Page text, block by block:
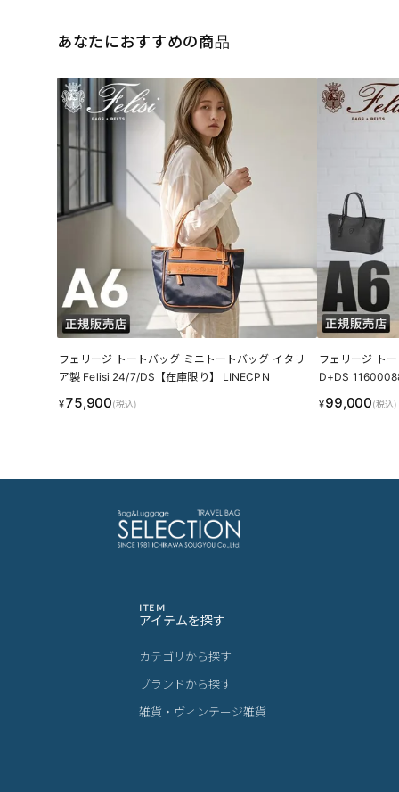
あなたにおすすめの商品
フェリージ トートバッグ ミニトートバッグ イタリ
ア製 Felisi 24/7/DS【在庫限り】 LINECPN
¥75,900(税込)
フェリージ ト
D+DS
¥99,000(税込)
ITEM
アイテムを探す
カテゴリから探す
ブランドから探す
雑貨・ヴィンテージ雑貨